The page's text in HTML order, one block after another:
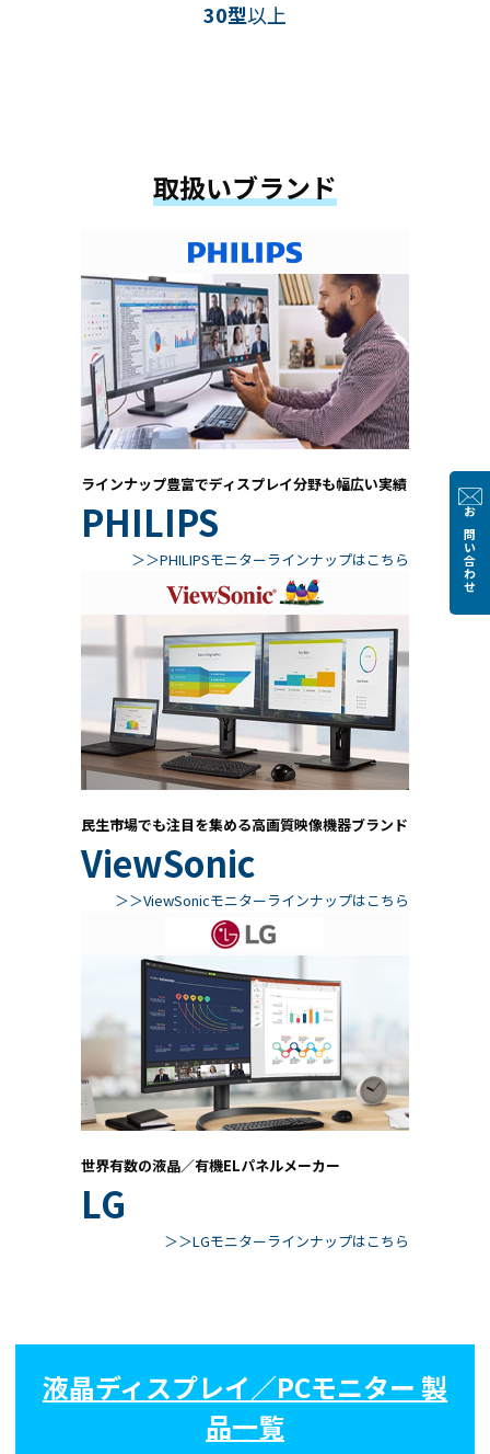
お問い合わせ
30型以上
取扱いブランド
ラインナップ豊富でディスプレイ分野も幅広い実績
PHILIPS
＞＞PHILIPSモニターラインナップはこちら
民生市場でも注目を集める高画質映像機器ブランド
ViewSonic
＞＞ViewSonicモニターラインナップはこちら
世界有数の液晶／有機ELパネルメーカー
LG
＞＞LGモニターラインナップはこちら
液晶ディスプレイ／PCモニター 製
品一覧